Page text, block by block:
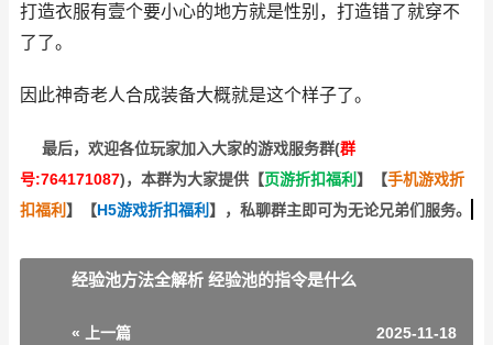
打造衣服有壹个要小心的地方就是性别，打造错了就穿不
了了。
因此神奇老人合成装备大概就是这个样子了。
最后，欢迎各位玩家加入大家的游戏服务群(群
号:764171087)，本群为大家提供【页游折扣福利 】 【手机游戏折
扣福利 】 【H5游戏折扣福利 】 ，私聊群主即可为无论兄弟们服务。
经验池方法全解析 经验池的指令是什么
« 上一篇 2025-11-18